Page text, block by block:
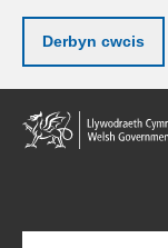
Derbyn cwcis
Neidio
i'r
prif